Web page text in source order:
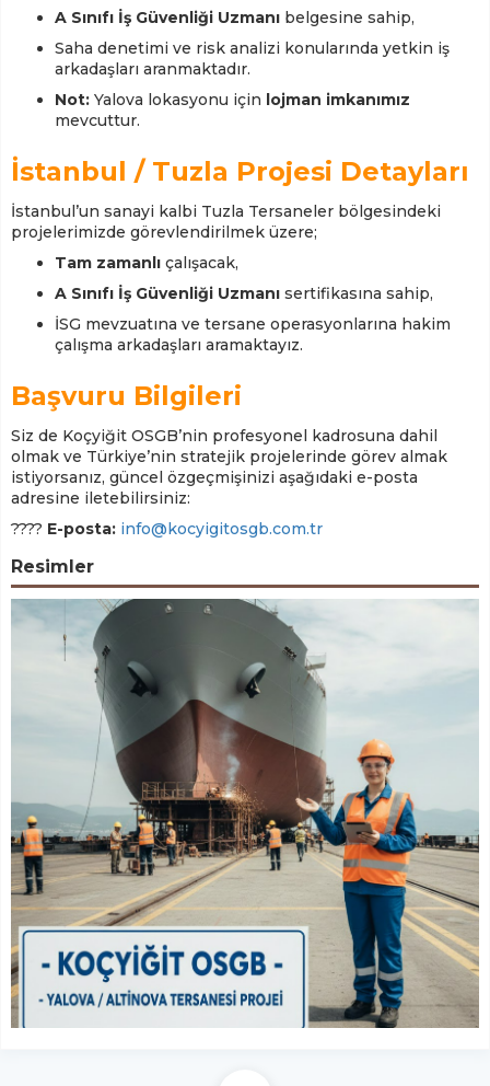
A Sınıfı İş Güvenliği Uzmanı belgesine sahip,
Saha denetimi ve risk analizi konularında yetkin iş
arkadaşları aranmaktadır.
Not: Yalova lokasyonu için lojman imkanımız
mevcuttur.
İstanbul / Tuzla Projesi Detayları
İstanbul’un sanayi kalbi Tuzla Tersaneler bölgesindeki
projelerimizde görevlendirilmek üzere;
Tam zamanlı çalışacak,
A Sınıfı İş Güvenliği Uzmanı sertifikasına sahip,
İSG mevzuatına ve tersane operasyonlarına hakim
çalışma arkadaşları aramaktayız.
Başvuru Bilgileri
Siz de Koçyiğit OSGB’nin profesyonel kadrosuna dahil
olmak ve Türkiye’nin stratejik projelerinde görev almak
istiyorsanız, güncel özgeçmişinizi aşağıdaki e-posta
adresine iletebilirsiniz:
???? E-posta: info@kocyigitosgb.com.tr
Resimler